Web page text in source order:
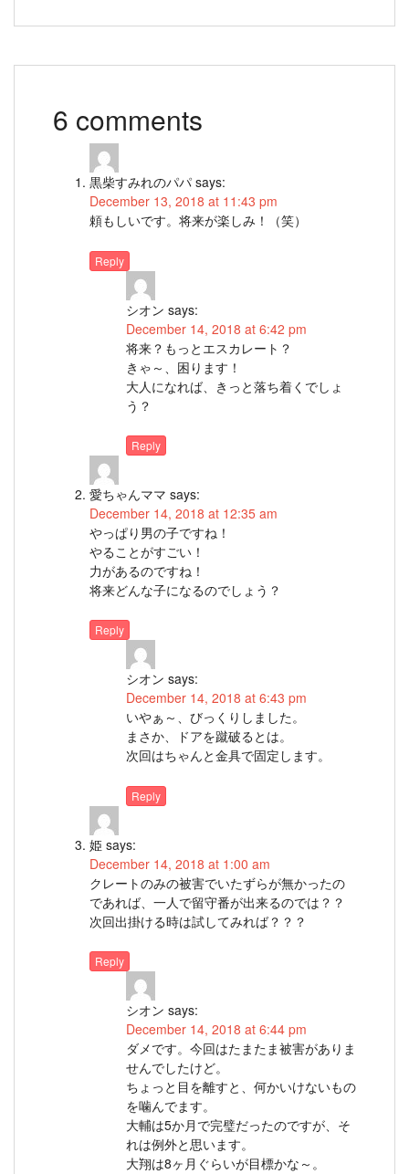
6 comments
黒柴すみれのパパ says:
December 13, 2018 at 11:43 pm
頼もしいです。将来が楽しみ！（笑）
Reply
シオン says:
December 14, 2018 at 6:42 pm
将来？もっとエスカレート？
きゃ～、困ります！
大人になれば、きっと落ち着くでしょ
う？
Reply
愛ちゃんママ says:
December 14, 2018 at 12:35 am
やっぱり男の子ですね！
やることがすごい！
力があるのですね！
将来どんな子になるのでしょう？
Reply
シオン says:
December 14, 2018 at 6:43 pm
いやぁ～、びっくりしました。
まさか、ドアを蹴破るとは。
次回はちゃんと金具で固定します。
Reply
姫 says:
December 14, 2018 at 1:00 am
クレートのみの被害でいたずらが無かったの
であれば、一人で留守番が出来るのでは？？
次回出掛ける時は試してみれば？？？
Reply
シオン says:
December 14, 2018 at 6:44 pm
ダメです。今回はたまたま被害がありま
せんでしたけど。
ちょっと目を離すと、何かいけないもの
を噛んでます。
大輔は5か月で完璧だったのですが、そ
れは例外と思います。
大翔は8ヶ月ぐらいが目標かな～。